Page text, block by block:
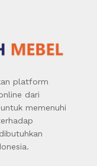
platform
dari
memenuhi